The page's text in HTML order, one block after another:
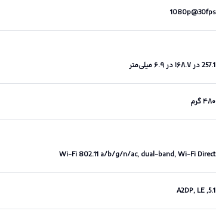
1080p@30fps
257.1 در ۱۶۸.۷ در ۶.۹ میلی‌متر
۴۸۰ گرم
Wi-Fi 802.11 a/b/g/n/ac, dual-band, Wi-Fi Direct
5.1, A2DP, LE